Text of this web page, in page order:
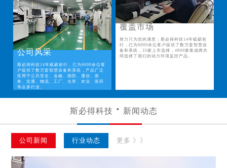
公司风采
斯必得科技14年砥砺前行，已为6000余位客
户提供了数万套智慧设备和系统，产品广泛
应用于公共安全、金融、国防、通信、政
务、交通、物流、工厂、仓库、农业、医药
等众多行业。
覆盖市场
努力只为您的满意；斯必得科技14年砥砺前
行，已为6000余位客户提供了数万套智慧设
备和系统，35家上市选择，4900家集成商共
同选择了我们的动力环境监控产品。
斯必得科技 新闻动态
公司新闻 行业动态 更多 》》